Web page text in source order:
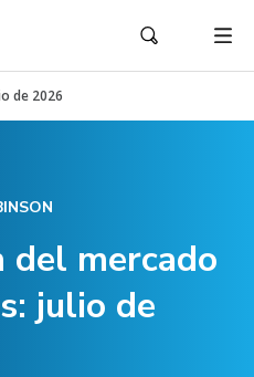
de 2026
mercado
julio de